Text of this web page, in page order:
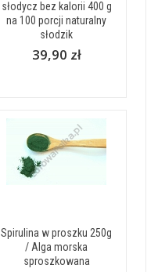
słodycz bez kalorii 400 g
na 100 porcji naturalny
słodzik
39,90 zł
Spirulina w proszku 250g
/ Alga morska
sproszkowana